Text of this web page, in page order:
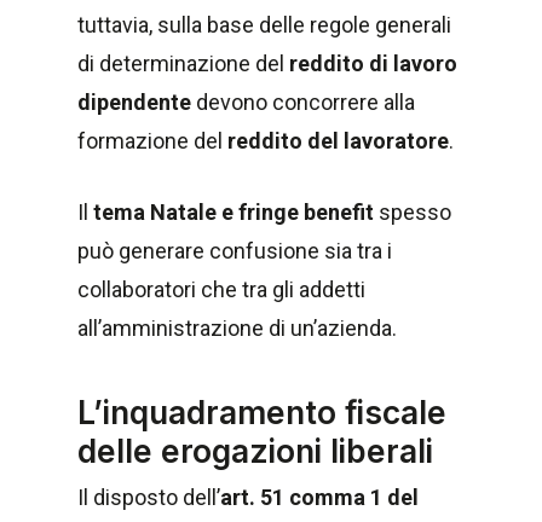
tuttavia, sulla base delle regole generali
di determinazione del reddito di lavoro
dipendente devono concorrere alla
formazione del reddito del lavoratore.
Il tema Natale e fringe benefit spesso
può generare confusione sia tra i
collaboratori che tra gli addetti
all’amministrazione di un’azienda.
L’inquadramento fiscale
delle erogazioni liberali
Il disposto dell’art. 51 comma 1 del